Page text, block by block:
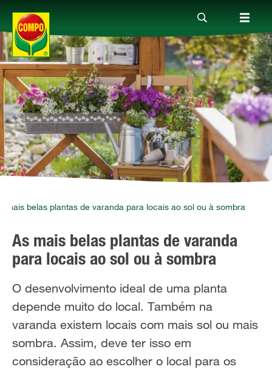
Produtos
Guia
Serviço
Quem somos
mais belas plantas de varanda para locais ao sol ou à sombra
As mais belas plantas de varanda
para locais ao sol ou à sombra
O desenvolvimento ideal de uma planta
depende muito do local. Também na
varanda existem locais com mais sol ou mais
sombra. Assim, deve ter isso em
consideração ao escolher o local para os